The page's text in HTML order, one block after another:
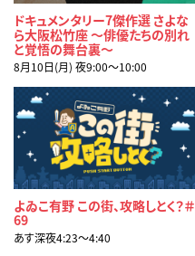
ドキュメンタリー7傑作選 さよな
ら大阪松竹座 ～俳優たちの別れ
と覚悟の舞台裏～
8月10日(月) 夜9:00〜10:00
よゐこ有野 この街、攻略しとく？＃
69
あす深夜4:23〜4:40